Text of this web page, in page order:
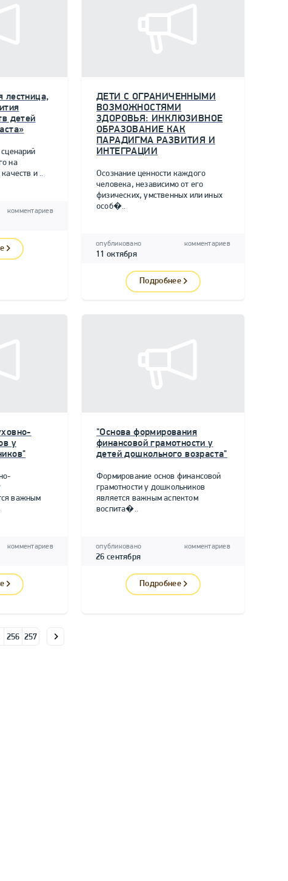
лестница,
детей
на
и ..
комментариев
ДЕТИ С ОГРАНИЧЕННЫМИ
ВОЗМОЖНОСТЯМИ
ЗДОРОВЬЯ: ИНКЛЮЗИВНОЕ
ОБРАЗОВАНИЕ КАК
ПАРАДИГМА РАЗВИТИЯ И
ИНТЕГРАЦИИ
Осознание ценности каждого
человека, независимо от его
физических, умственных или иных
особ�..
опубликовано
11 октября
комментариев
Подробнее
у
важным
комментариев
"Основа формирования
финансовой грамотности у
детей дошкольного возраста"
Формирование основ финансовой
грамотности у дошкольников
является важным аспектом
воспита�..
опубликовано
26 сентября
комментариев
Подробнее
256 257